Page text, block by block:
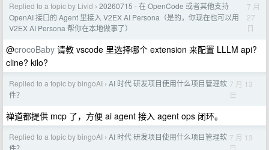
Replied to a topic by Livid › 20260715 - 在 OpenCode 或者其他支持
OpenAI 接口的 Agent 里接入 V2EX AI Persona（是的，你现在也可以用
V2EX AI Persona 帮你在本地做事了）
7 月
27
日
@crocoBaby 请教 vscode 里选择哪个 extension 来配置 LLLM api?
cline? kilo?
Replied to a topic by bingoAI › AI 时代 研发项目使用什么项目管理软
件？
7 月 13
日
禅道都提供 mcp 了，方便 ai agent 接入 agent ops 闭环。
Replied to a topic by bingoAI › AI 时代 研发项目使用什么项目管理软
件？
7 月 13
日